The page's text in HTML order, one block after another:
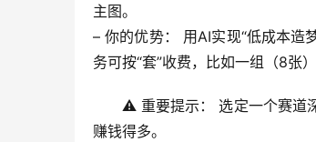
主图。
– 你的优势： 用AI实现“低成本造
务可按“套”收费，比如一组（8张
⚠️ 重要提示：
选定一个赛道
赚钱得多。